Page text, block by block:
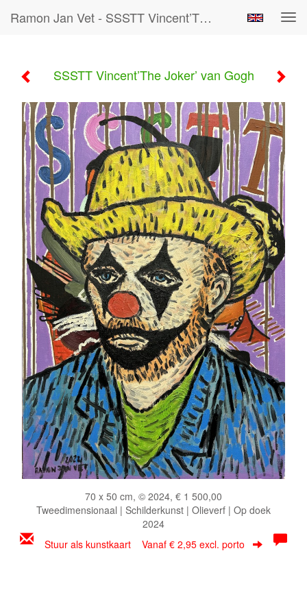
Ramon Jan Vet - SSSTT Vincent’The Joker’ Van Gogh
SSSTT Vincent’The Joker’ van Gogh
70 x 50 cm, © 2024, € 1 500,00
Tweedimensionaal | Schilderkunst | Olieverf | Op doek
2024
Stuur als kunstkaart Vanaf € 2,95 excl. porto